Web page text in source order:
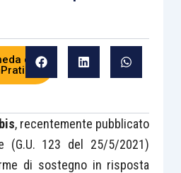
di
, recentemente pubblicato
(G.U. 123 del 25/5/2021)
di sostegno in risposta